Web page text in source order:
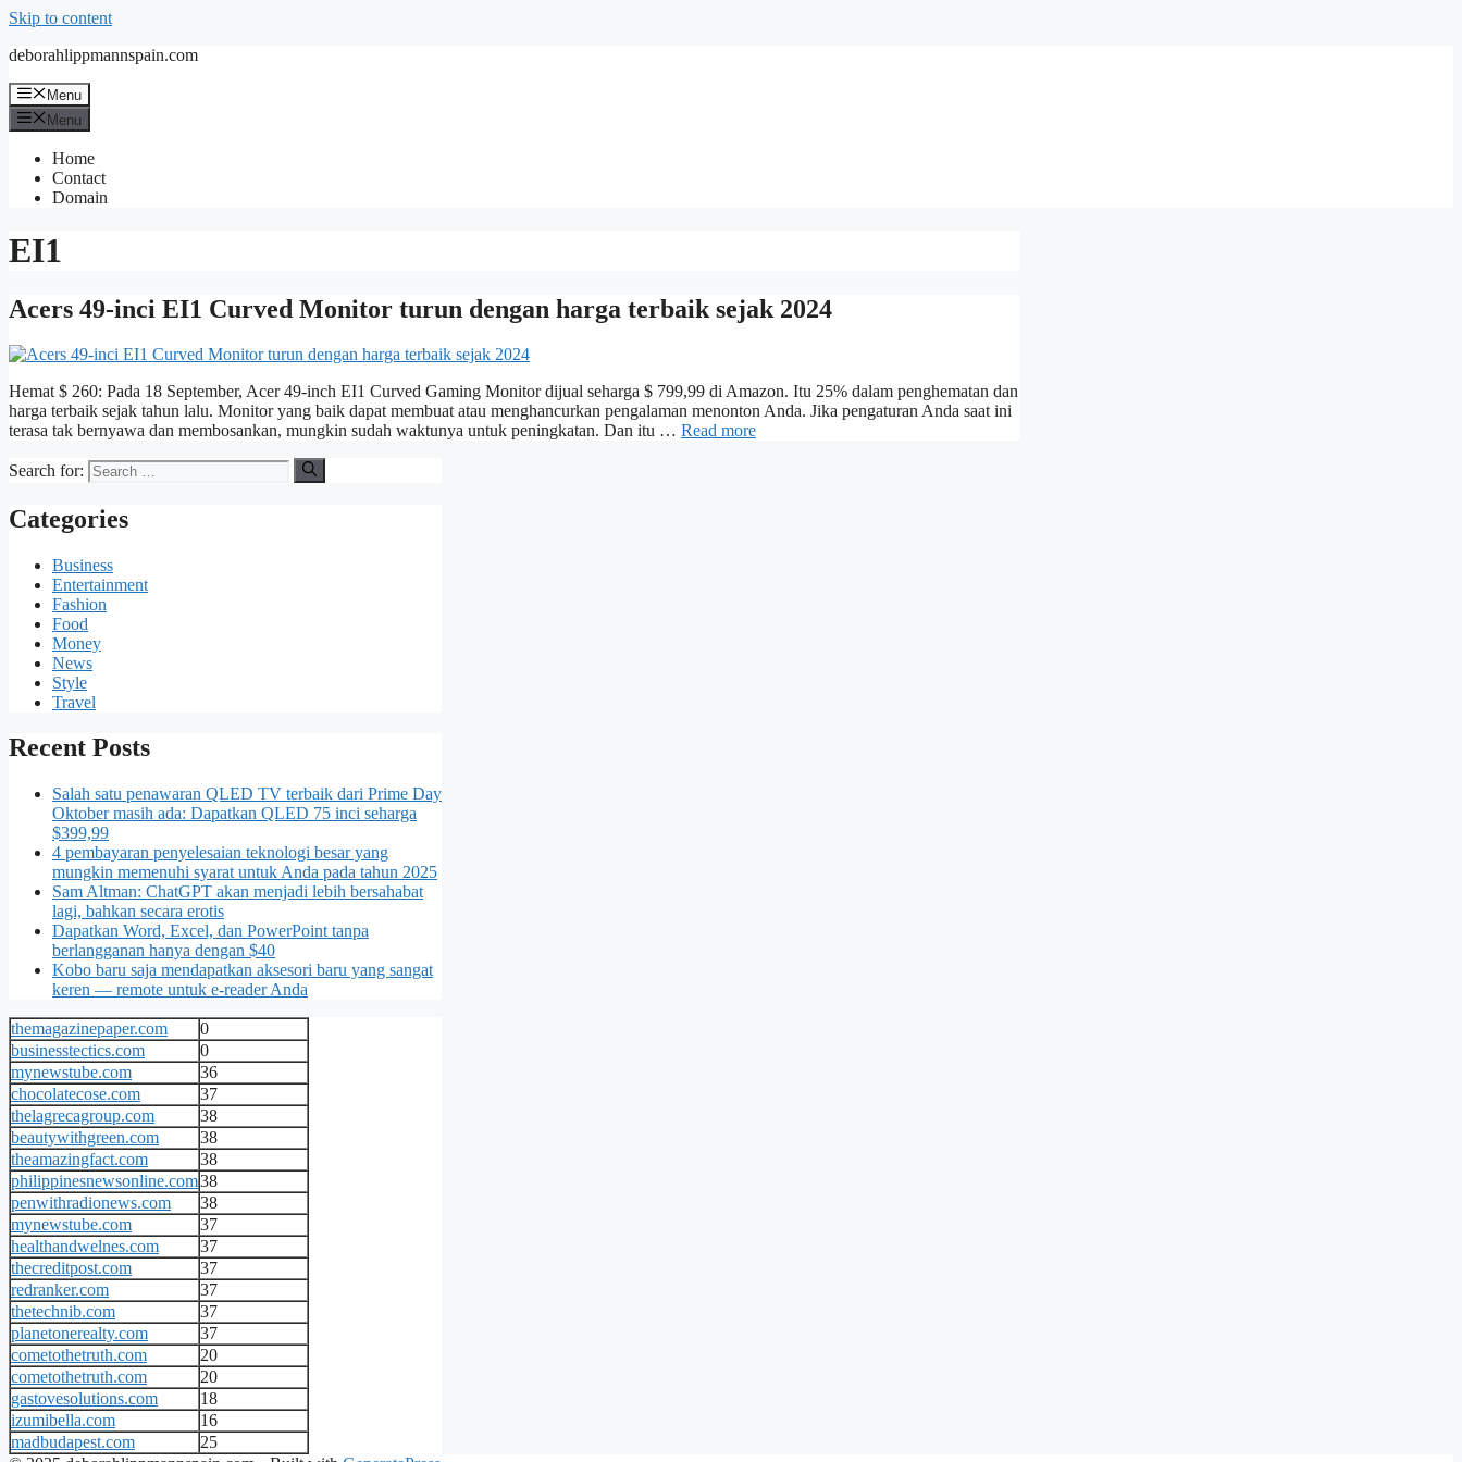
Skip to content
deborahlippmannspain.com
Menu
Menu
Home
Contact
Domain
EI1
Acers 49-inci EI1 Curved Monitor turun dengan harga terbaik sejak 2024
Hemat $ 260: Pada 18 September, Acer 49-inch EI1 Curved Gaming Monitor dijual seharga $ 799,99 di Amazon. Itu 25% dalam penghematan dan
harga terbaik sejak tahun lalu. Monitor yang baik dapat membuat atau menghancurkan pengalaman menonton Anda. Jika pengaturan Anda saat ini
terasa tak bernyawa dan membosankan, mungkin sudah waktunya untuk peningkatan. Dan itu … Read more
Search for:
Categories
Business
Entertainment
Fashion
Food
Money
News
Style
Travel
Recent Posts
Salah satu penawaran QLED TV terbaik dari Prime Day
Oktober masih ada: Dapatkan QLED 75 inci seharga
$399,99
4 pembayaran penyelesaian teknologi besar yang
mungkin memenuhi syarat untuk Anda pada tahun 2025
Sam Altman: ChatGPT akan menjadi lebih bersahabat
lagi, bahkan secara erotis
Dapatkan Word, Excel, dan PowerPoint tanpa
berlangganan hanya dengan $40
Kobo baru saja mendapatkan aksesori baru yang sangat
keren — remote untuk e-reader Anda
themagazinepaper.com
0
businesstectics.com
0
mynewstube.com
36
chocolatecose.com
37
thelagrecagroup.com
38
beautywithgreen.com
38
theamazingfact.com
38
philippinesnewsonline.com38
penwithradionews.com
38
mynewstube.com
37
healthandwelnes.com
37
thecreditpost.com
37
redranker.com
37
thetechnib.com
37
planetonerealty.com
37
cometothetruth.com
20
cometothetruth.com
20
gastovesolutions.com
18
izumibella.com
16
madbudapest.com
25